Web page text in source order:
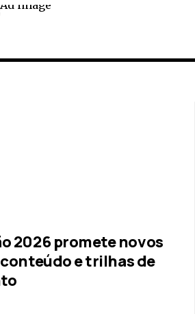
2026 promete novos
e trilhas de